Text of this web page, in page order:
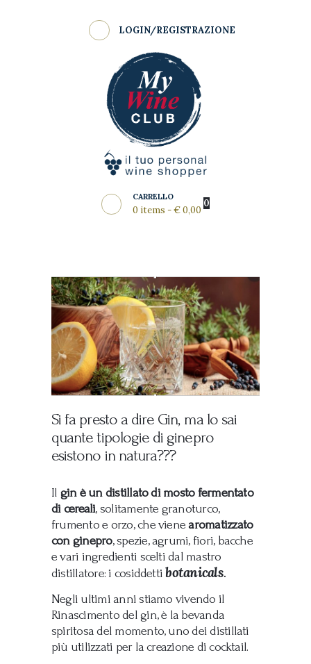
LOGIN/REGISTRAZIONE
CARRELLO
0 items -€ 0,00
0
MY WINE CLUB
Come Funziona
Si fa presto a dire Gin, ma lo sai
quante tipologie di ginepro
esistono in natura???
Il gin è un distillato di mosto fermentato
di cereali, solitamente granoturco,
frumento e orzo, che vienearomatizzato
con ginepro, spezie, agrumi, fiori, bacche
e vari ingredienti scelti dal mastro
distillatore: i cosiddettibotanicals.
Negli ultimi anni stiamo vivendo il
Rinascimento del gin, è la bevanda
spiritosa del momento, uno dei distillati
più utilizzati per la creazione di cocktail.